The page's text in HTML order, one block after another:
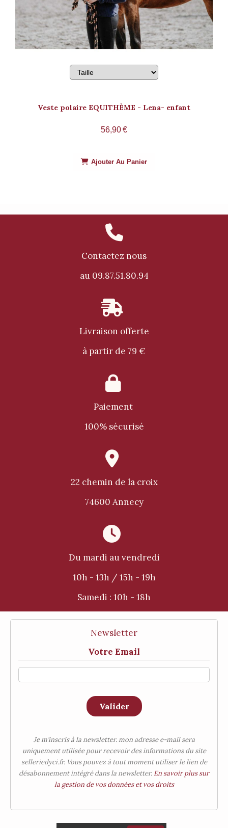
Veste polaire EQUITHÈME - Lena- enfant
56,90€
Ajouter Au Panier

Contactez nous
au 09.87.51.80.94

Livraison offerte
à partir de 79 €

Paiement
100% sécurisé

22 chemin de la croix
74600 Annecy

Du mardi au vendredi
10h - 13h / 15h - 19h
Samedi : 10h - 18h
Newsletter
Votre Email
Valider
Je m’inscris à la newsletter. mon adresse e-mail sera
uniquement utilisée pour recevoir des informations du site
selleriedyci.fr. Vous pouvez à tout moment utiliser le lien de
désabonnement intégré dans la newsletter. En savoir plus sur
la gestion de vos données et vos droits